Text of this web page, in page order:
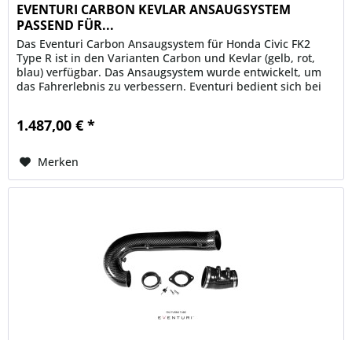
EVENTURI CARBON KEVLAR ANSAUGSYSTEM
PASSEND FÜR...
Das Eventuri Carbon Ansaugsystem für Honda Civic FK2
Type R ist in den Varianten Carbon und Kevlar (gelb, rot,
blau) verfügbar. Das Ansaugsystem wurde entwickelt, um
das Fahrerlebnis zu verbessern. Eventuri bedient sich bei
1.487,00 € *
Merken